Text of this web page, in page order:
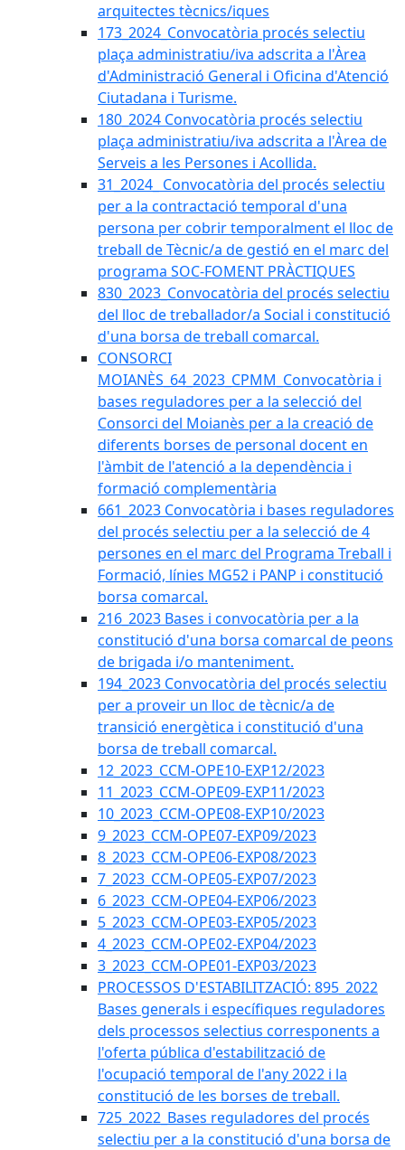
arquitectes tècnics/iques
173_2024_Convocatòria procés selectiu
plaça administratiu/iva adscrita a l'Àrea
d'Administració General i Oficina d'Atenció
Ciutadana i Turisme.
180_2024 Convocatòria procés selectiu
plaça administratiu/iva adscrita a l'Àrea de
Serveis a les Persones i Acollida.
31_2024_ Convocatòria del procés selectiu
per a la contractació temporal d'una
persona per cobrir temporalment el lloc de
treball de Tècnic/a de gestió en el marc del
programa SOC-FOMENT PRÀCTIQUES
830_2023_Convocatòria del procés selectiu
del lloc de treballador/a Social i constitució
d'una borsa de treball comarcal.
CONSORCI
MOIANÈS_64_2023_CPMM_Convocatòria i
bases reguladores per a la selecció del
Consorci del Moianès per a la creació de
diferents borses de personal docent en
l'àmbit de l'atenció a la dependència i
formació complementària
661_2023 Convocatòria i bases reguladores
del procés selectiu per a la selecció de 4
persones en el marc del Programa Treball i
Formació, línies MG52 i PANP i constitució
borsa comarcal.
216_2023 Bases i convocatòria per a la
constitució d'una borsa comarcal de peons
de brigada i/o manteniment.
194_2023 Convocatòria del procés selectiu
per a proveir un lloc de tècnic/a de
transició energètica i constitució d'una
borsa de treball comarcal.
12_2023_CCM-OPE10-EXP12/2023
11_2023_CCM-OPE09-EXP11/2023
10_2023_CCM-OPE08-EXP10/2023
9_2023_CCM-OPE07-EXP09/2023
8_2023_CCM-OPE06-EXP08/2023
7_2023_CCM-OPE05-EXP07/2023
6_2023_CCM-OPE04-EXP06/2023
5_2023_CCM-OPE03-EXP05/2023
4_2023_CCM-OPE02-EXP04/2023
3_2023_CCM-OPE01-EXP03/2023
PROCESSOS D'ESTABILITZACIÓ: 895_2022
Bases generals i específiques reguladores
dels processos selectius corresponents a
l'oferta pública d'estabilització de
l'ocupació temporal de l'any 2022 i la
constitució de les borses de treball.
725_2022_Bases reguladores del procés
selectiu per a la constitució d'una borsa de